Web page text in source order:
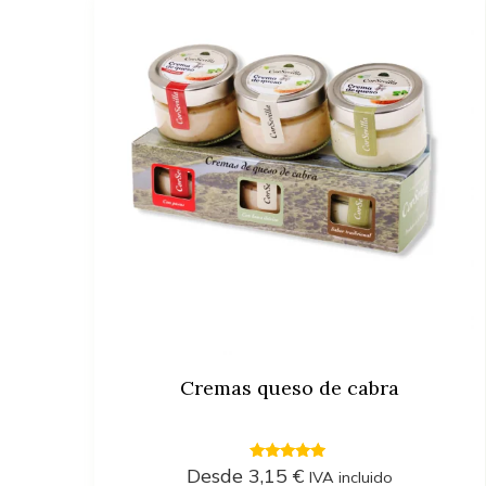
7 11 14 18
Filtrar
Cremas queso de cabra
4.71
Desde 3,15€ IVA incluido